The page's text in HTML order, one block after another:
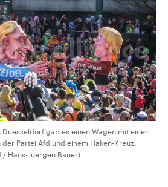
gab es einen Wagen mit einer
Partei Afd und einem Haken-Kreuz.
Hans-Juergen Bauer)